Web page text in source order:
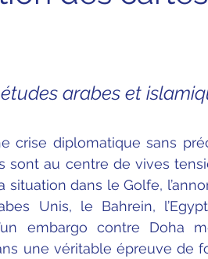
arabes et
diplomatique sans
sont au centre de vives
dans le Golfe,
Unis, le Bahrein,
embargo contre Doha
une véritable épreuve de